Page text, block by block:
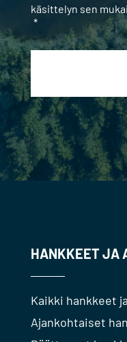
käsittelyn sen
*
HANKKEET JA
Kaikki hankkeet
Ajankohtaiset